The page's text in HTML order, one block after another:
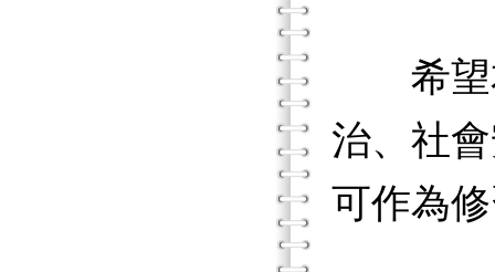
希望本
治、社
可作為